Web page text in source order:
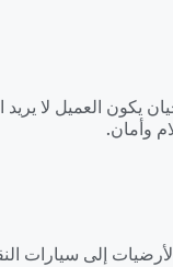
يكون العميل لا يريد
وأمان.
إلى سيارات